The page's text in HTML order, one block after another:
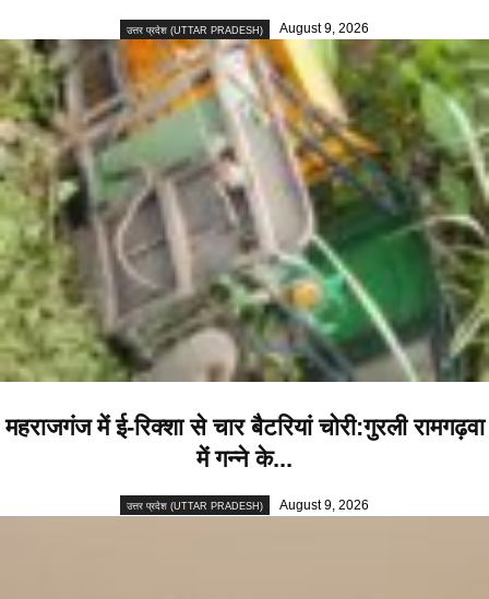
उत्तर प्रदेश (UTTAR PRADESH) August 9, 2026
महराजगंज में ई-रिक्शा से चार बैटरियां चोरी:गुरली रामगढ़वा
में गन्ने के...
उत्तर प्रदेश (UTTAR PRADESH) August 9, 2026